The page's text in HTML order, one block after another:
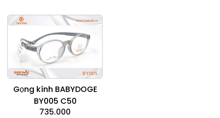
Gọng kính BABYDOGE
BY005 C50
735.000